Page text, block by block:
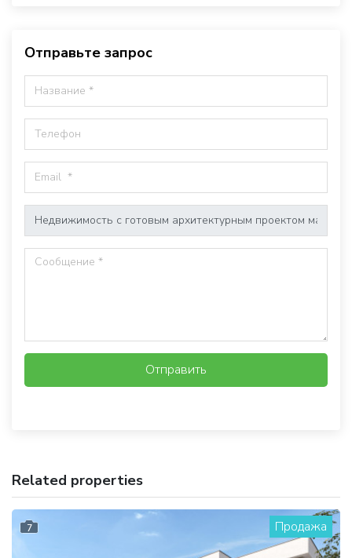
Отправьте запрос
Отправить
Related properties
7 Продажа